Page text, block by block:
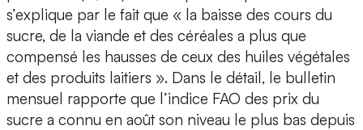
s’explique par le fait que « la baisse des cours du
sucre, de la viande et des céréales a plus que
compensé les hausses de ceux des huiles végétales
et des produits laitiers ». Dans le détail, le bulletin
mensuel rapporte que l’indice FAO des prix du
sucre a connu en août son niveau le plus bas depuis